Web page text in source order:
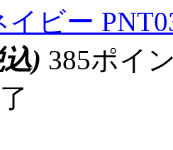
ビー
) 385ポイ